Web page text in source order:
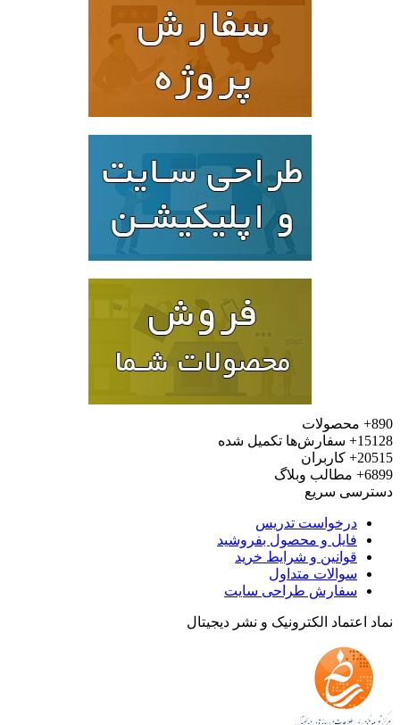
محصولات
سفارش‌ها تکمیل شده
کاربران
مطالب وبلاگ
سریع
درخواست تدریس
فایل و محصول بفروشید
قوانین و شرایط خرید
سوالات متداول
سفارش طراحی سایت
اعتماد الکترونیک و نشر دیجیتال